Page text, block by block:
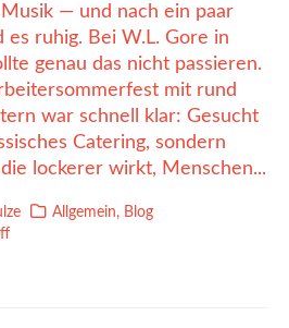
— und nach ein paar
es ruhig. Bei W.L. Gore in
genau das nicht passieren.
mit rund
war schnell klar: Gesucht
Catering, sondern
lockerer wirkt, Menschen...
Allgemein, Blog